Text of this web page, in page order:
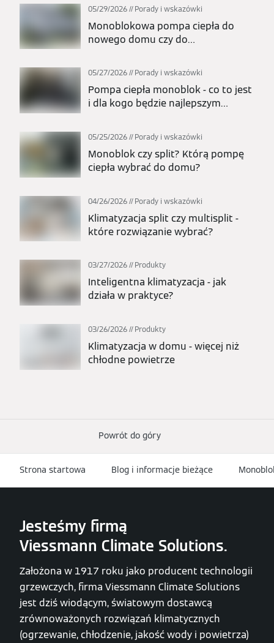
05/29/2026 Porady i wskazówki
Monoblokowa pompa ciepła do
nowego domu czy do
05/27/2026 Porady i wskazówki
Pompa ciepła monoblok - co to jest
i dla kogo będzie najlepszym
05/25/2026 Porady i wskazówki
Monoblok czy split? Którą pompę
ciepła wybrać do domu?
04/26/2026 Porady i wskazówki
Klimatyzacja split czy multisplit -
które rozwiązanie wybrać?
03/27/2026 Produkty
Inteligentna klimatyzacja - jak
działa w praktyce?
03/26/2026 Produkty
Klimatyzacja w domu - więcej niż
chłodne powietrze
Powrót do góry
Strona startowa Blog i informacje bieżące
Jesteśmy firmą
Viessmann Climate Solutions.
Założona w 1917 roku jako producent technologii
grzewczych, firma Viessmann Climate Solutions
jest dziś wiodącym, światowym dostawcą
zrównoważonych rozwiązań klimatycznych
(ogrzewanie, chłodzenie, jakość wody i powietrza)